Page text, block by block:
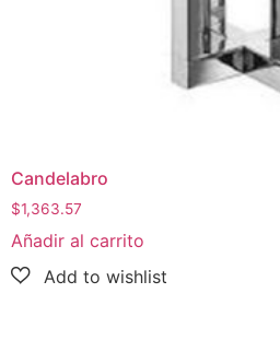
Candelabro
$1,363.57
Añadir al carrito